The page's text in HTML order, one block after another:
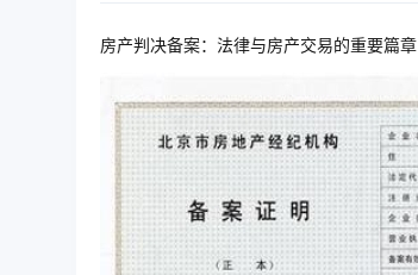
房产判决备案：法律与房产交易的重要篇章